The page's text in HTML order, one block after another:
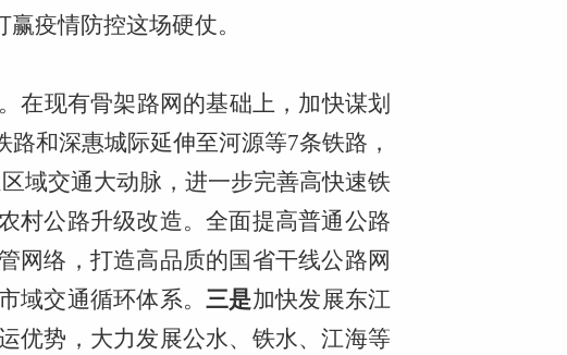
疫情防控这场硬仗。
在现有骨架路网的基础上，加快谋划
路和深惠城际延伸至河源等7条铁路，
域交通大动脉，进一步完善高快速铁
村公路升级改造。全面提高普通公路
网络，打造高品质的国省干线公路网
域交通循环体系。三是加快发展东江
优势，大力发展公水、铁水、江海等